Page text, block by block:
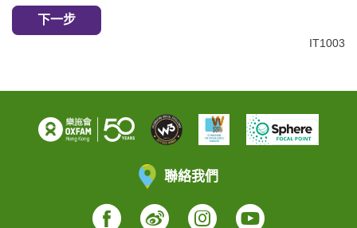
下一步
IT1003
聯絡我們